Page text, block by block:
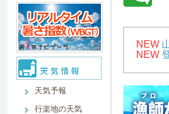
天気予報
行楽地の天気
NEW
NEW